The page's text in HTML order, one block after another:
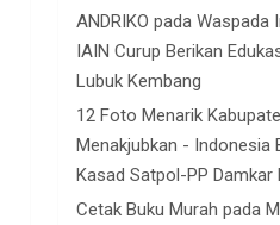
ANDRIKO padaWaspada
IAIN Curup Berikan
Lubuk Kembang
12 Foto Menarik
Menakjubkan - Indonesia
Kasad Satpol-PP
Cetak Buku Murah pada